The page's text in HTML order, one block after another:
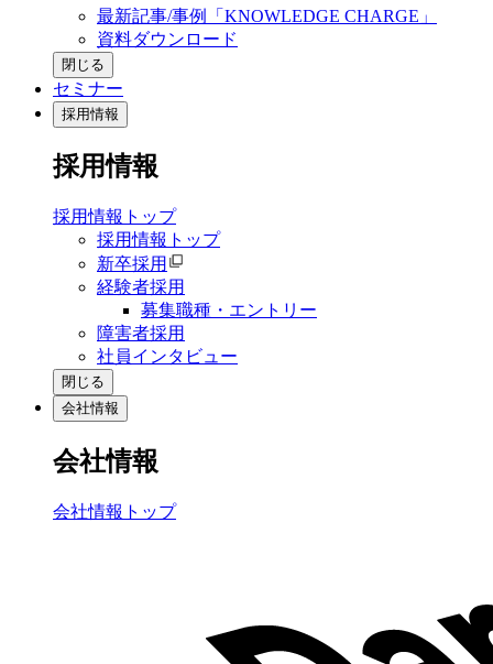
最新記事/事例「KNOWLEDGE CHARGE」
資料ダウンロード
閉じる
セミナー
採用情報
採用情報
採用情報トップ
採用情報トップ
新卒採用
経験者採用
募集職種・エントリー
障害者採用
社員インタビュー
閉じる
会社情報
会社情報
会社情報トップ